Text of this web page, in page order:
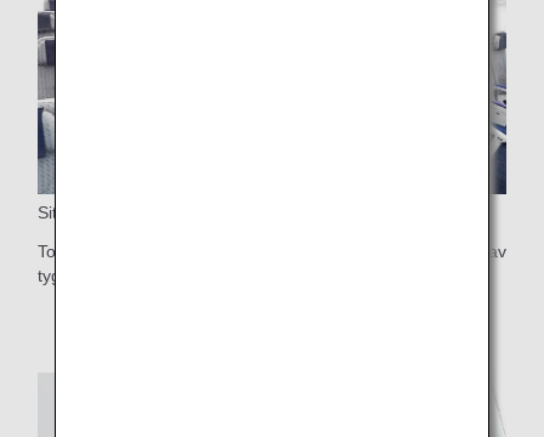
Sittplatser i Ekonomiklass
Totalt 383 säten i Ekonomiklass, tillgängliga i två nya typer av
tyg.